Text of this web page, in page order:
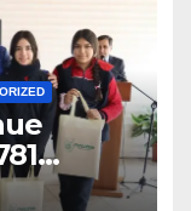
del